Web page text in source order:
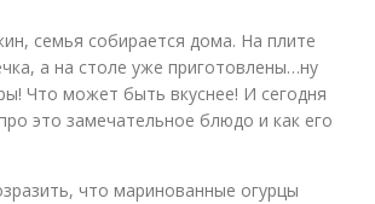
семья собирается дома. На плите
а на столе уже приготовлены…ну
Что может быть вкуснее! И сегодня
это замечательное блюдо и как его
что маринованные огурцы